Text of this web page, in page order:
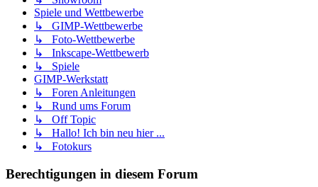
Spiele und Wettbewerbe
↳ GIMP-Wettbewerbe
↳ Foto-Wettbewerbe
↳ Inkscape-Wettbewerb
↳ Spiele
GIMP-Werkstatt
↳ Foren Anleitungen
↳ Rund ums Forum
↳ Off Topic
↳ Hallo! Ich bin neu hier ...
↳ Fotokurs
Berechtigungen in diesem Forum